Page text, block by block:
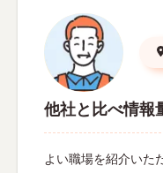
他社と比べ情報
よい職場を紹介いた